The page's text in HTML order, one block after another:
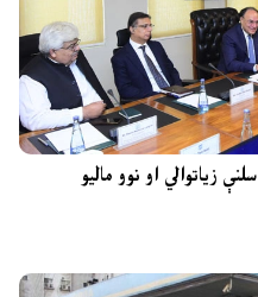
آی ایم ایف د پیټرولیم لیوي کې د ۱۸ سلنې زیاتوالي او نوو مالیو